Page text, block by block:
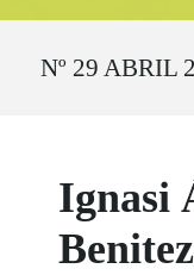
Nº 29 ABRIL
Ignasi